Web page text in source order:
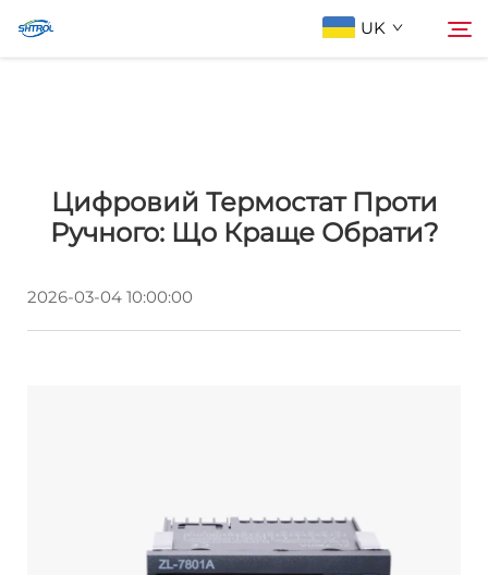
UK
Продукція
Цифровий Термостат Проти
Ручного: Що Краще Обрати?
2026-03-04 10:00:00